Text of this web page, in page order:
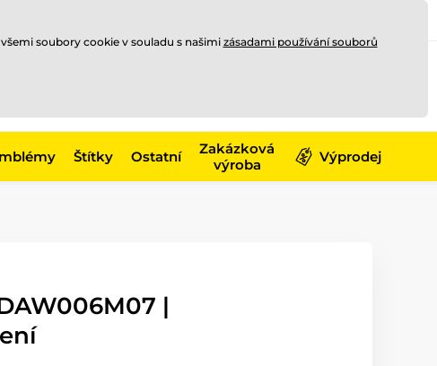
Štítky Ostatní
Zakázková
výroba
Výprodej
|
soubory cookie v souladu s našimi zásadami používání souborů